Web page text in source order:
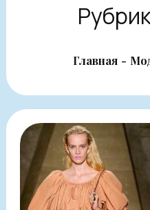
Главная